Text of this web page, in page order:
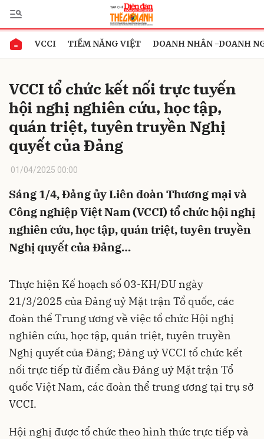
VCCI TIỀM NĂNG VIỆT DOANH NHÂN -DOANH
VCCI tổ chức kết nối trực tuyến
hội nghị nghiên cứu, học tập,
quán triệt, tuyên truyền Nghị
quyết của Đảng
01/04/2025 00:00
Sáng 1/4, Đảng ủy Liên đoàn Thương mại và
Công nghiệp Việt Nam (VCCI) tổ chức hội nghị
nghiên cứu, học tập, quán triệt, tuyên truyền
Nghị quyết của Đảng…
Thực hiện Kế hoạch số 03-KH/ĐU ngày
21/3/2025 của Đảng uỷ Mặt trận Tổ quốc, các
đoàn thể Trung ương về việc tổ chức Hội nghị
nghiên cứu, học tập, quán triệt, tuyên truyền
Nghị quyết của Đảng; Đảng uỷ VCCI tổ chức kết
nối trực tiếp từ điểm cầu Đảng uỷ Mặt trận Tổ
quốc Việt Nam, các đoàn thể trung ương tại trụ sở
VCCI.
Hội nghị được tổ chức theo hình thức trực tiếp và
Gửi bình luận